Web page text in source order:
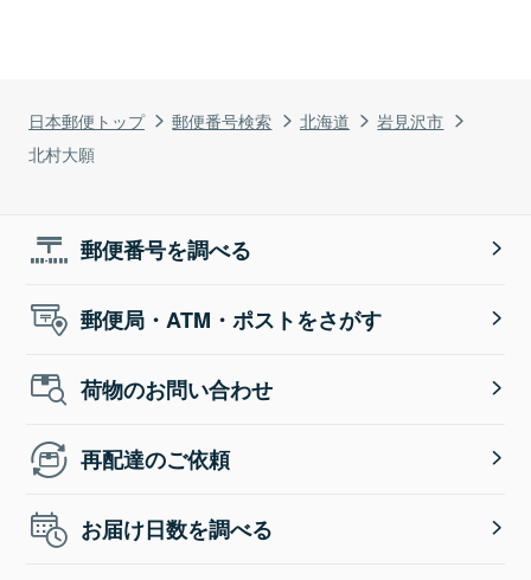
日本郵便トップ 郵便番号検索 北海道
岩見沢市
北村大願
郵便番号を調べる
郵便局・ATM・ポストをさがす
荷物のお問い合わせ
再配達のご依頼
お届け日数を調べる